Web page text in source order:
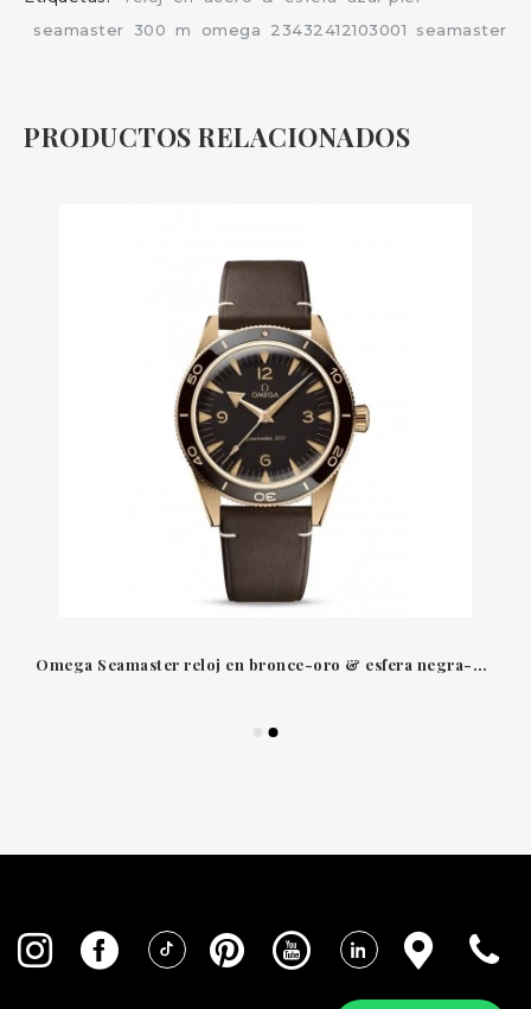
seamaster
300 m omega 23432412103001 seamaster
PRODUCTOS RELACIONADOS
Omega Seamaster reloj en bronce-oro & esfera negra-piel Seamaster 300 m